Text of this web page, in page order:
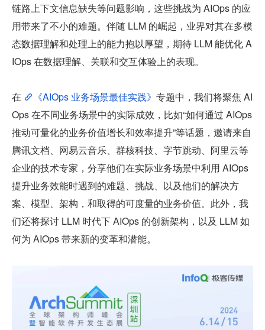
链路上下文信息缺失等问题影响，这些挑战为 AIOps 的应
用带来了不小的难题。伴随 LLM 的崛起，业界对其在多模
态数据理解和处理上的能力抱以厚望，期待 LLM 能优化 A
IOps 在数据理解、关联和交互体验上的表现。
在 《AIOps 业务场景最佳实践》 专题中，我们将聚焦 AI
Ops 在不同业务场景中的实际成效，比如“如何通过 AIOps
推动可量化的业务价值增长和效率提升”等话题，邀请来自
腾讯文档、网易云音乐、群核科技、字节跳动、阿里云等
企业的技术专家，分享他们在实际业务场景中利用 AIOps
提升业务效能时遇到的难题、挑战、以及他们的解决方
案、模型、架构，和取得的可度量的业务价值。此外，我
们还将探讨 LLM 时代下 AIOps 的创新架构，以及 LLM 如
何为 AIOps 带来新的变革和潜能。